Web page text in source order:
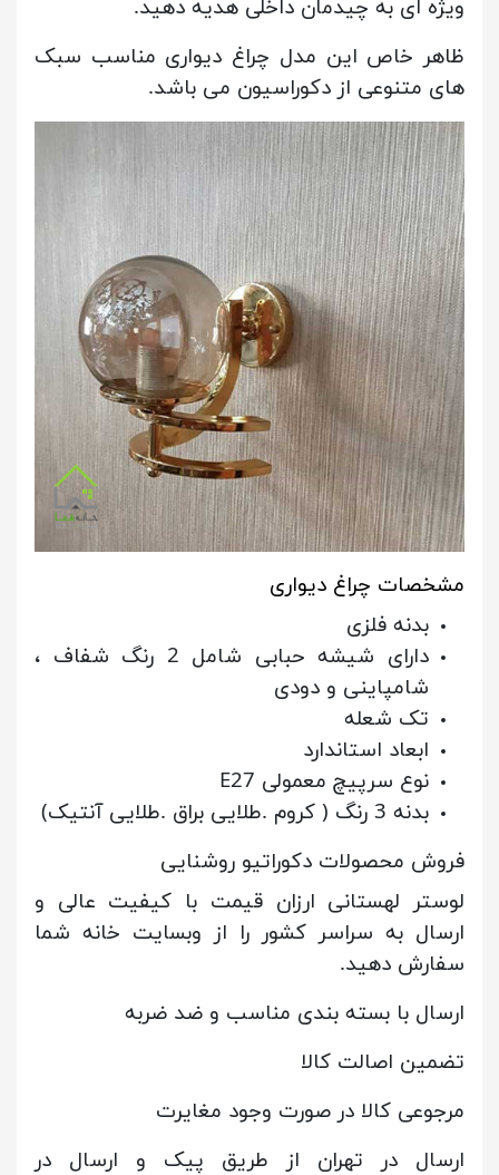
ویژه ای به چیدمان داخلی هدیه دهید.
ظاهر خاص این مدل چراغ دیواری مناسب سبک
های متنوعی از دکوراسیون می باشد.
مشخصات چراغ دیواری
بدنه فلزی
دارای شیشه حبابی شامل 2 رنگ شفاف ،
شامپاینی و دودی
تک شعله
ابعاد استاندارد
نوع سرپیچ معمولی E27
بدنه 3 رنگ ( کروم .طلایی براق .طلایی آنتیک)
فروش محصولات دکوراتیو روشنایی
لوستر لهستانی ارزان قیمت با کیفیت عالی و
ارسال به سراسر کشور را از وبسایت خانه شما
سفارش دهید.
ارسال با بسته بندی مناسب و ضد ضربه
تضمین اصالت کالا
مرجوعی کالا در صورت وجود مغایرت
ارسال در تهران از طریق پیک و ارسال در